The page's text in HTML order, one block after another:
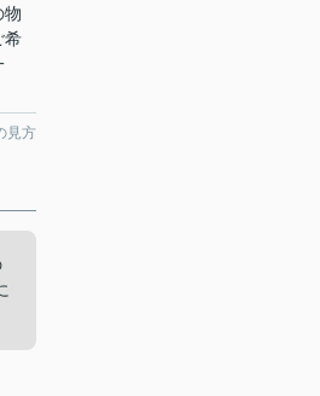
物
希
見方